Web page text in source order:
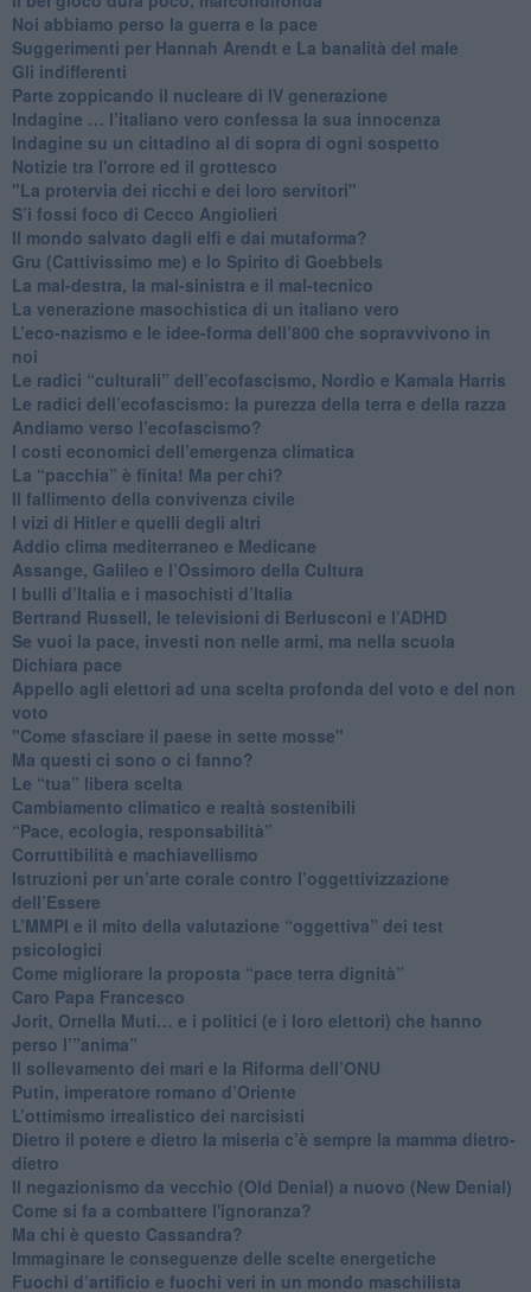
Noi abbiamo perso la guerra e la pace
Suggerimenti per Hannah Arendt e La banalità del male
​Gli indifferenti
Parte zoppicando il nucleare di IV generazione
​Indagine … l’italiano vero confessa la sua innocenza
Indagine su un cittadino al di sopra di ogni sospetto
Notizie tra l'orrore ed il grottesco
"La protervia dei ricchi e dei loro servitori"
S’i fossi foco di Cecco Angiolieri
​Il mondo salvato dagli elfi e dai mutaforma?
Gru (Cattivissimo me) e lo Spirito di Goebbels
​La mal-destra, la mal-sinistra e il mal-tecnico
​La venerazione masochistica di un italiano vero
​L’eco-nazismo e le idee-forma dell’800 che sopravvivono in
noi
​Le radici “culturali” dell’ecofascismo, Nordio e Kamala Harris
Le radici dell’ecofascismo: la purezza della terra e della razza
Andiamo verso l’ecofascismo?
I costi economici dell’emergenza climatica
​La “pacchia” è finita! Ma per chi?
​Il fallimento della convivenza civile
​I vizi di Hitler e quelli degli altri
Addio clima mediterraneo e Medicane
​Assange, Galileo e l’Ossimoro della Cultura
​I bulli d’Italia e i masochisti d’Italia
​Bertrand Russell, le televisioni di Berlusconi e l’ADHD
​Se vuoi la pace, investi non nelle armi, ma nella scuola
​Dichiara pace
​Appello agli elettori ad una scelta profonda del voto e del non
voto
"Come sfasciare il paese in sette mosse"
​Ma questi ci sono o ci fanno?
​Le “tua” libera scelta
Cambiamento climatico e realtà sostenibili
“Pace, ecologia, responsabilità”
​Corruttibilità e machiavellismo
Istruzioni per un’arte corale contro l’oggettivizzazione
dell’Essere
​L’MMPI e il mito della valutazione “oggettiva” dei test
psicologici
Come migliorare la proposta “pace terra dignità”
Caro Papa Francesco
​Jorit, Ornella Muti… e i politici (e i loro elettori) che hanno
perso l’”anima”
​Il sollevamento dei mari e la Riforma dell’ONU
Putin, imperatore romano d’Oriente
​L’ottimismo irrealistico dei narcisisti
​Dietro il potere e dietro la miseria c’è sempre la mamma dietro-
dietro
Il negazionismo da vecchio (Old Denial) a nuovo (New Denial)
Come si fa a combattere l'ignoranza?
Ma chi è questo Cassandra?
Immaginare le conseguenze delle scelte energetiche
​Fuochi d’artificio e fuochi veri in un mondo maschilista